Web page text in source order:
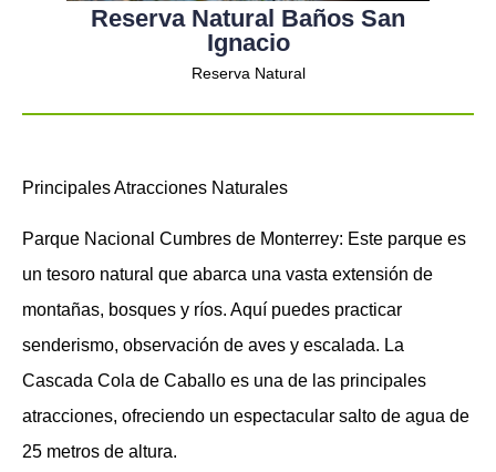
Reserva Natural Baños San
Ignacio
Reserva Natural
Principales Atracciones Naturales
Parque Nacional Cumbres de Monterrey: Este parque es
un tesoro natural que abarca una vasta extensión de
montañas, bosques y ríos. Aquí puedes practicar
senderismo, observación de aves y escalada. La
Cascada Cola de Caballo es una de las principales
atracciones, ofreciendo un espectacular salto de agua de
25 metros de altura.